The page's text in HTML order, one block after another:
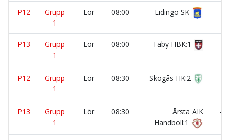
P12
Grupp
1
Lör 08:00 Lidingö SK -
P13
Grupp
1
Lör 08:00 Täby HBK:1 -
P12
Grupp
1
Lör 08:30 Skogås HK:2 -
P13
Grupp
1
Lör 08:30
Årsta AIK
Handboll:1
-